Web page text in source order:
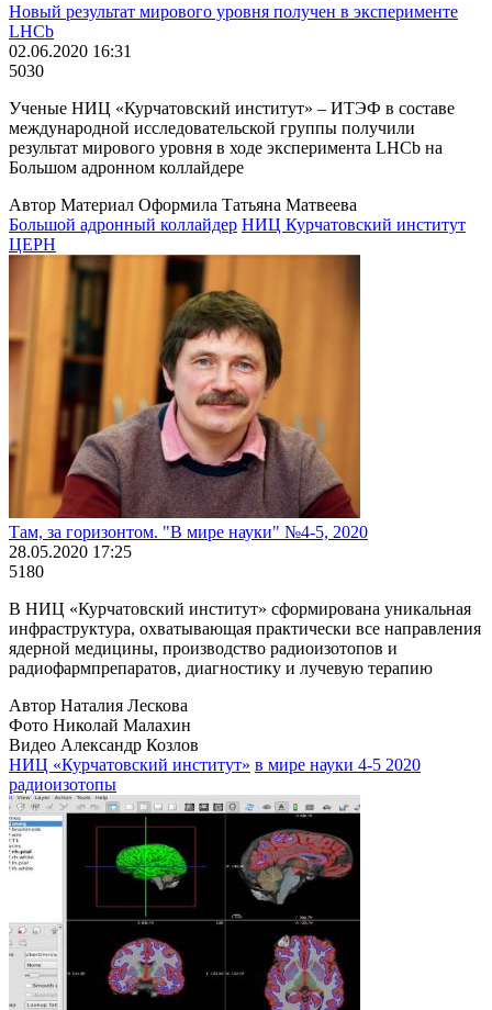
Новый результат мирового уровня получен в эксперименте
LHCb
02.06.2020 16:31
5030
Ученые НИЦ «Курчатовский институт» – ИТЭФ в составе
международной исследовательской группы получили
результат мирового уровня в ходе эксперимента LHCb на
Большом адронном коллайдере
Автор Материал Оформила Татьяна Матвеева
Большой адронный коллайдер НИЦ Курчатовский институт
ЦЕРН
Там, за горизонтом. "В мире науки" №4-5, 2020
28.05.2020 17:25
5180
В НИЦ «Курчатовский институт» сформирована уникальная
инфраструктура, охватывающая практически все направления
ядерной медицины, производство радиоизотопов и
радиофармпрепаратов, диагностику и лучевую терапию
Автор Наталия Лескова
Фото Николай Малахин
Видео Александр Козлов
НИЦ «Курчатовский институт» в мире науки 4-5 2020
радиоизотопы